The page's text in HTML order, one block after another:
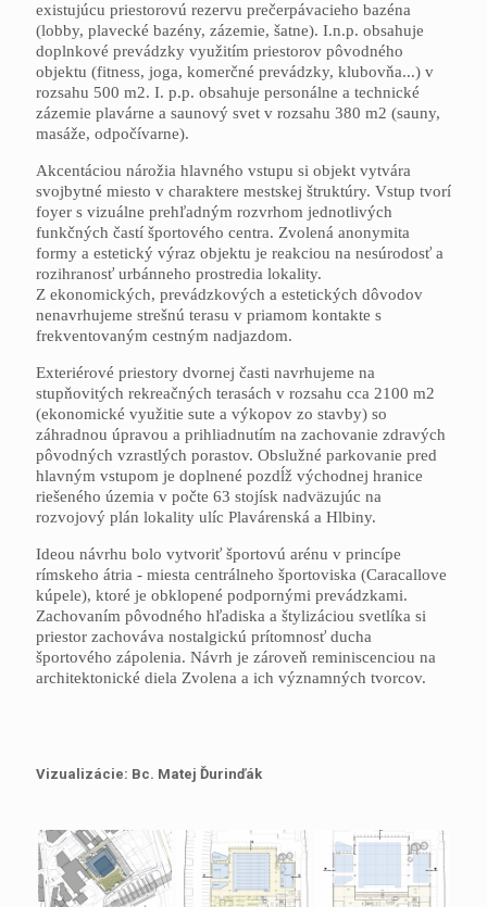
existujúcu priestorovú rezervu prečerpávacieho bazéna
(lobby, plavecké bazény, zázemie, šatne). I.n.p. obsahuje
doplnkové prevádzky využitím priestorov pôvodného
objektu (fitness, joga, komerčné prevádzky, klubovňa...) v
rozsahu 500 m2. I. p.p. obsahuje personálne a technické
zázemie plavárne a saunový svet v rozsahu 380 m2 (sauny,
masáže, odpočívarne).
Akcentáciou nárožia hlavného vstupu si objekt vytvára
svojbytné miesto v charaktere mestskej štruktúry. Vstup tvorí
foyer s vizuálne prehľadným rozvrhom jednotlivých
funkčných častí športového centra. Zvolená anonymita
formy a estetický výraz objektu je reakciou na nesúrodosť a
rozihranosť urbánneho prostredia lokality.
Z ekonomických, prevádzkových a estetických dôvodov
nenavrhujeme strešnú terasu v priamom kontakte s
frekventovaným cestným nadjazdom.
Exteriérové priestory dvornej časti navrhujeme na
stupňovitých rekreačných terasách v rozsahu cca 2100 m2
(ekonomické využitie sute a výkopov zo stavby) so
záhradnou úpravou a prihliadnutím na zachovanie zdravých
pôvodných vzrastlých porastov. Obslužné parkovanie pred
hlavným vstupom je doplnené pozdĺž východnej hranice
riešeného územia v počte 63 stojísk nadväzujúc na
rozvojový plán lokality ulíc Plavárenská a Hlbiny.
Ideou návrhu bolo vytvoriť športovú arénu v princípe
rímskeho átria - miesta centrálneho športoviska (Caracallove
kúpele), ktoré je obklopené podpornými prevádzkami.
Zachovaním pôvodného hľadiska a štylizáciou svetlíka si
priestor zachováva nostalgickú prítomnosť ducha
športového zápolenia. Návrh je zároveň reminiscenciou na
architektonické diela Zvolena a ich významných tvorcov.
Vizualizácie: Bc. Matej Ďurinďák